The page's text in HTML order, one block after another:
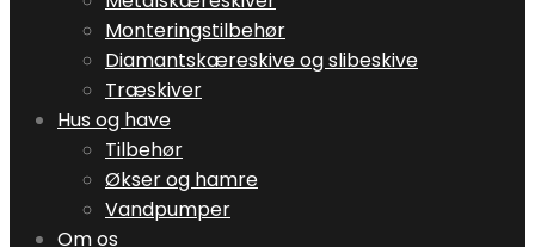
Monteringstilbehør
Diamantskæreskive og slibeskive
Træskiver
Hus og have
Tilbehør
Økser og hamre
Vandpumper
Om os